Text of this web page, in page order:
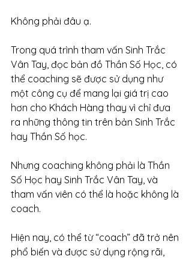
Không phải đâu ạ.
Trong quá trình tham vấn Sinh Trắc
Vân Tay, đọc bản đồ Thần Số Học, có
thể coaching sẽ được sử dụng như
một công cụ để mang lại giá trị cao
hơn cho Khách Hàng thay vì chỉ đưa
ra những thông tin trên bản Sinh Trắc
hay Thần Số học.
Nhưng coaching không phải là Thần
Số Học hay Sinh Trắc Vân Tay, và
tham vấn viên có thể là hoặc không là
coach.
Hiện nay, có thể từ “coach” đã trở nên
phổ biến và được sử dụng rộng rãi,